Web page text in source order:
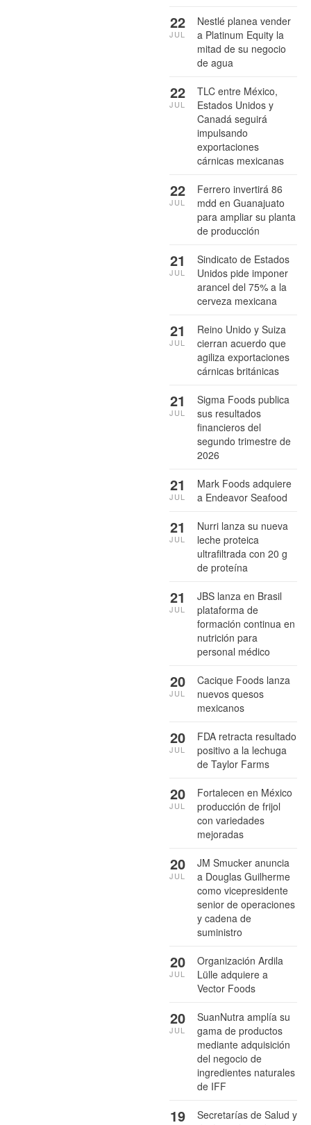
Nestlé planea vender
a Platinum Equity la
mitad de su negocio
de agua
22
JUL
TLC entre México,
Estados Unidos y
Canadá seguirá
impulsando
exportaciones
cárnicas mexicanas
22
JUL
Ferrero invertirá 86
mdd en Guanajuato
para ampliar su planta
de producción
22
JUL
Sindicato de Estados
Unidos pide imponer
arancel del 75% a la
cerveza mexicana
21
JUL
Reino Unido y Suiza
cierran acuerdo que
agiliza exportaciones
cárnicas británicas
21
JUL
Sigma Foods publica
sus resultados
financieros del
segundo trimestre de
2026
21
JUL
Mark Foods adquiere
a Endeavor Seafood
21
JUL
Nurri lanza su nueva
leche proteica
ultrafiltrada con 20 g
de proteína
21
JUL
JBS lanza en Brasil
plataforma de
formación continua en
nutrición para
personal médico
21
JUL
Cacique Foods lanza
nuevos quesos
mexicanos
20
JUL
FDA retracta resultado
positivo a la lechuga
de Taylor Farms
20
JUL
Fortalecen en México
producción de frijol
con variedades
mejoradas
20
JUL
JM Smucker anuncia
a Douglas Guilherme
como vicepresidente
senior de operaciones
y cadena de
suministro
20
JUL
Organización Ardila
Lülle adquiere a
Vector Foods
20
JUL
SuanNutra amplía su
gama de productos
mediante adquisición
del negocio de
ingredientes naturales
de IFF
20
JUL
Secretarías de Salud y
19